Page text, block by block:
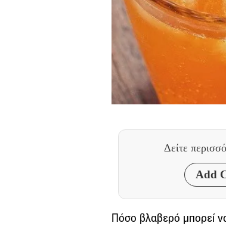
Δείτε
Add
Πόσο βλαβερό μπορεί